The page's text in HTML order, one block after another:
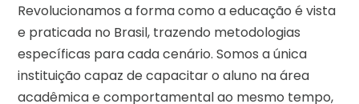
Revolucionamos a forma como a educação é vista
e praticada no Brasil, trazendo metodologias
específicas para cada cenário. Somos a única
instituição capaz de capacitar o aluno na área
acadêmica e comportamental ao mesmo tempo,